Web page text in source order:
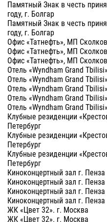
Памятный Знак в честь
году, г. Болгар
Памятный Знак в честь
году, г. Болгар
Офис «Татнефть», МП
Офис «Татнефть», МП
Офис «Татнефть», МП
Отель «Wyndham Grand
Отель «Wyndham Grand
Отель «Wyndham Grand
Отель «Wyndham Grand
Отель «Wyndham Grand
Клубные резиденции
Петербург
Клубные резиденции
Петербург
Клубные резиденции
Петербург
Киноконцертный зал г. Пенза
Киноконцертный зал г. Пенза
Киноконцертный зал г. Пенза
Киноконцертный зал г. Пенза
ЖК «Цвет 32». г. Москва
ЖК «Цвет 32». г. Москва